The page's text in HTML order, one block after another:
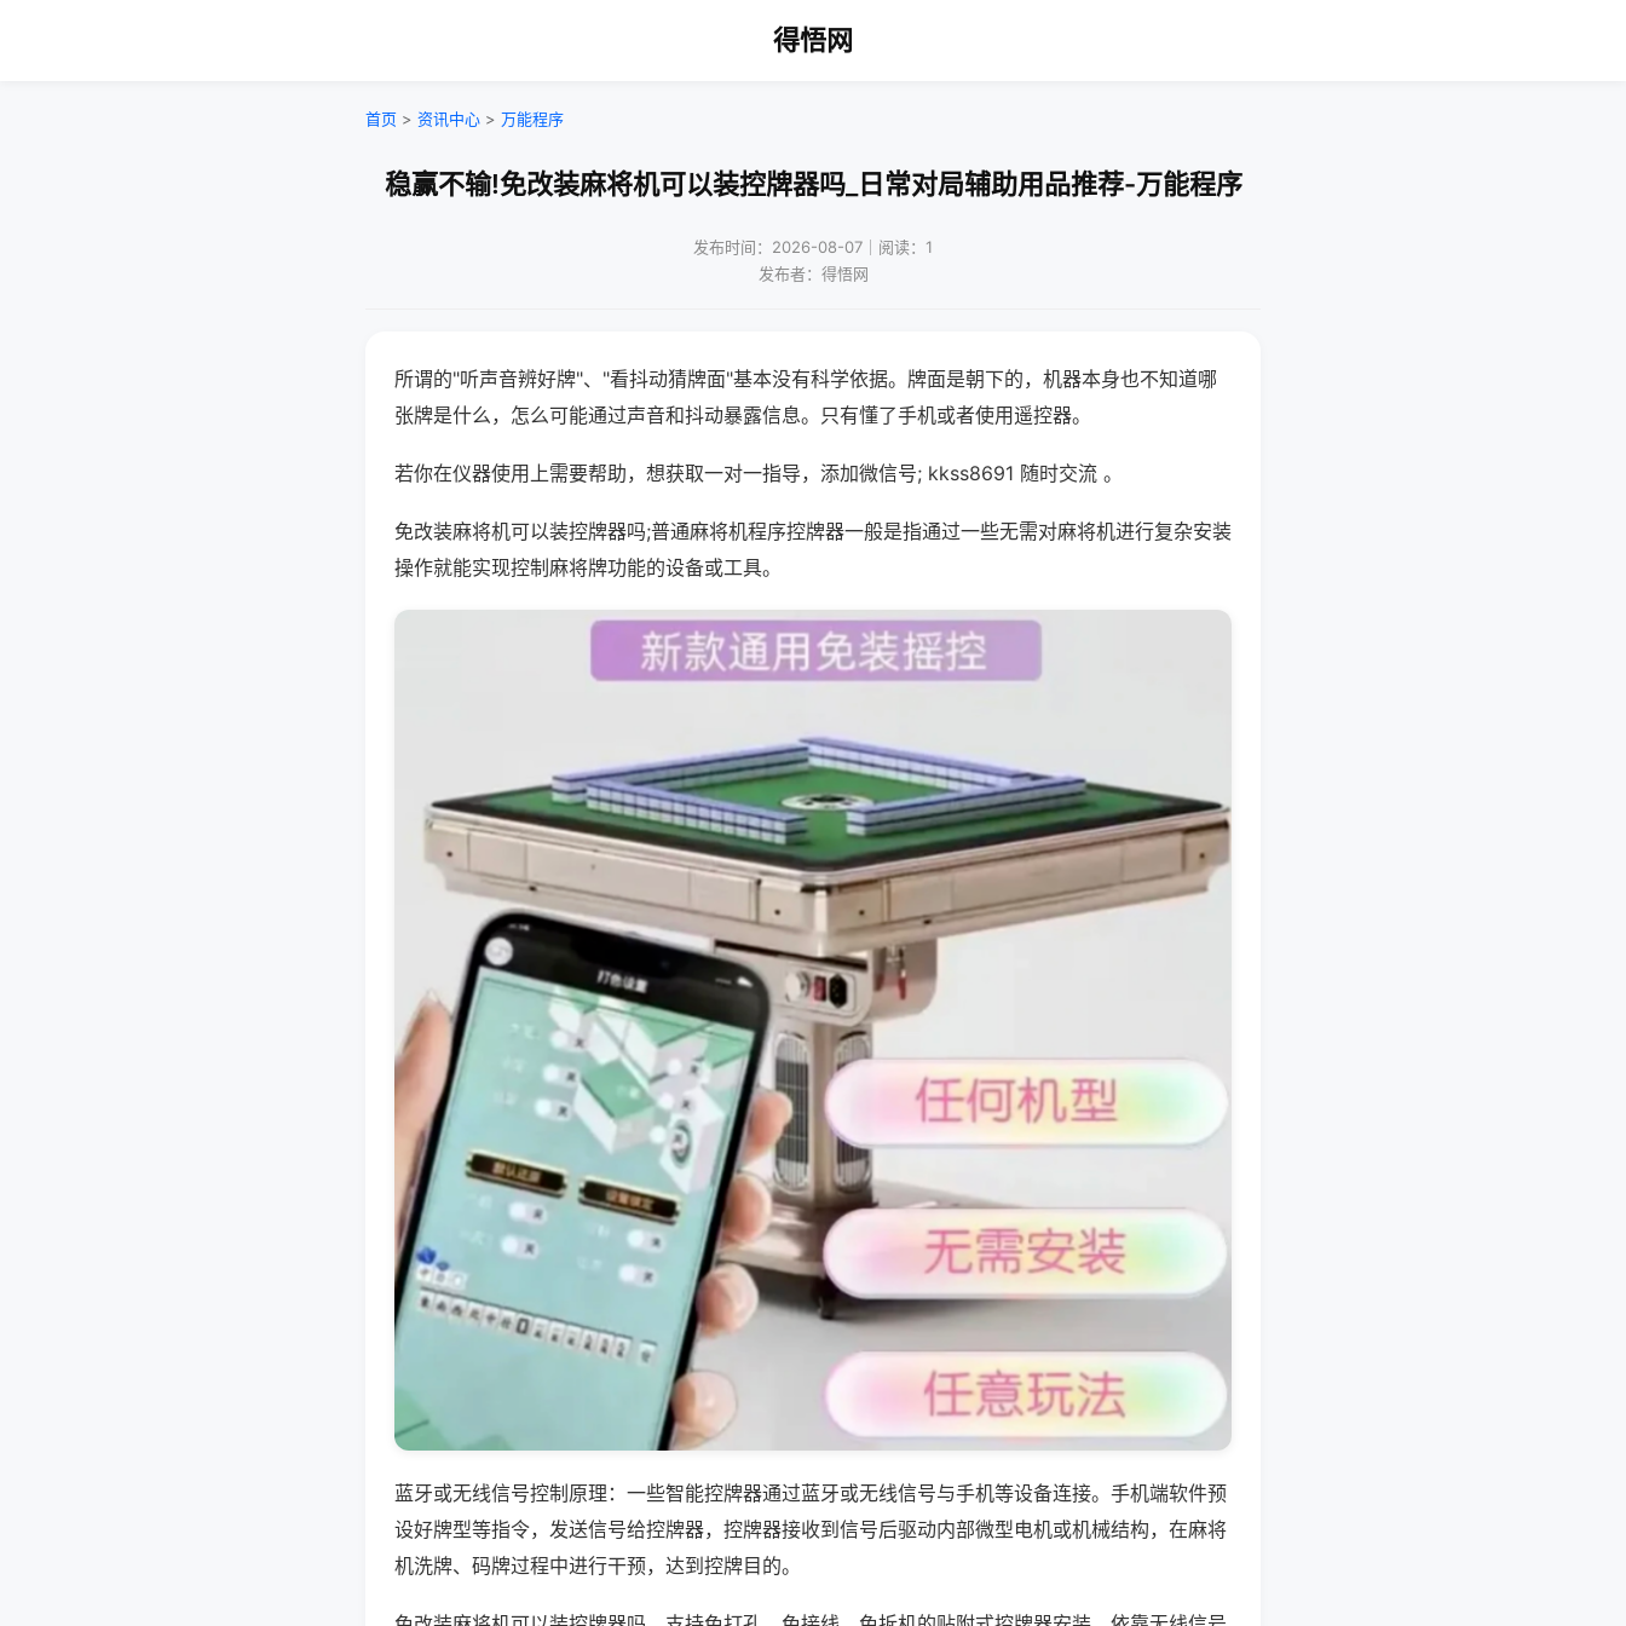
得悟网
首页 > 资讯中心 > 万能程序
稳赢不输!免改装麻将机可以装控牌器吗_日常对局辅助用品推荐-万能程序
发布时间：2026-08-07｜阅读：1
发布者：得悟网
所谓的"听声音辨好牌"、"看抖动猜牌面"基本没有科学依据。牌面是朝下的，机器本身也不知道哪
张牌是什么，怎么可能通过声音和抖动暴露信息。只有懂了手机或者使用遥控器。
若你在仪器使用上需要帮助，想获取一对一指导，添加微信号; kkss8691 随时交流 。
免改装麻将机可以装控牌器吗;普通麻将机程序控牌器一般是指通过一些无需对麻将机进行复杂安装
操作就能实现控制麻将牌功能的设备或工具。
蓝牙或无线信号控制原理：一些智能控牌器通过蓝牙或无线信号与手机等设备连接。手机端软件预
设好牌型等指令，发送信号给控牌器，控牌器接收到信号后驱动内部微型电机或机械结构，在麻将
机洗牌、码牌过程中进行干预，达到控牌目的。